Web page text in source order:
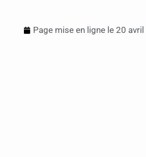
Page mise en ligne le 20